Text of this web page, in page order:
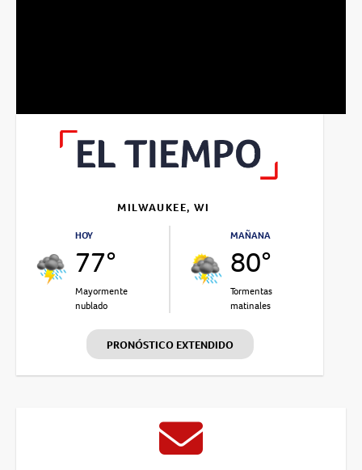
MILWAUKEE, WI
HOY
77°
Mayormente
nublado
MAÑANA
80°
Tormentas
matinales
PRONÓSTICO EXTENDIDO